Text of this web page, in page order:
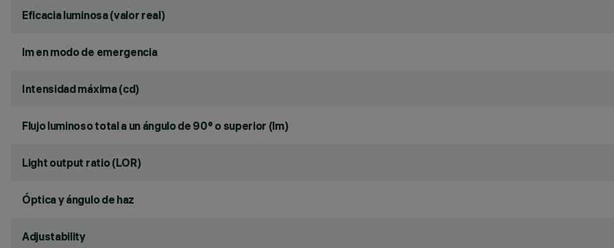
Eficacia luminosa (valor real)
lm en modo de emergencia
Intensidad máxima (cd)
Flujo luminoso total a un ángulo de 90° o superior (lm)
Light output ratio (LOR)
Óptica y ángulo de haz
Adjustability